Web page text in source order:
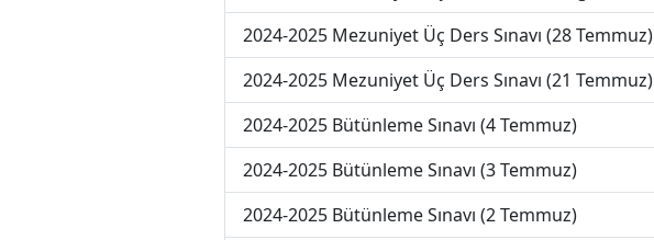
2024-2025 Mezuniyet Üç Ders Sınavı (28 Temmuz)
2024-2025 Mezuniyet Üç Ders Sınavı (21 Temmuz)
2024-2025 Bütünleme Sınavı (4 Temmuz)
2024-2025 Bütünleme Sınavı (3 Temmuz)
2024-2025 Bütünleme Sınavı (2 Temmuz)